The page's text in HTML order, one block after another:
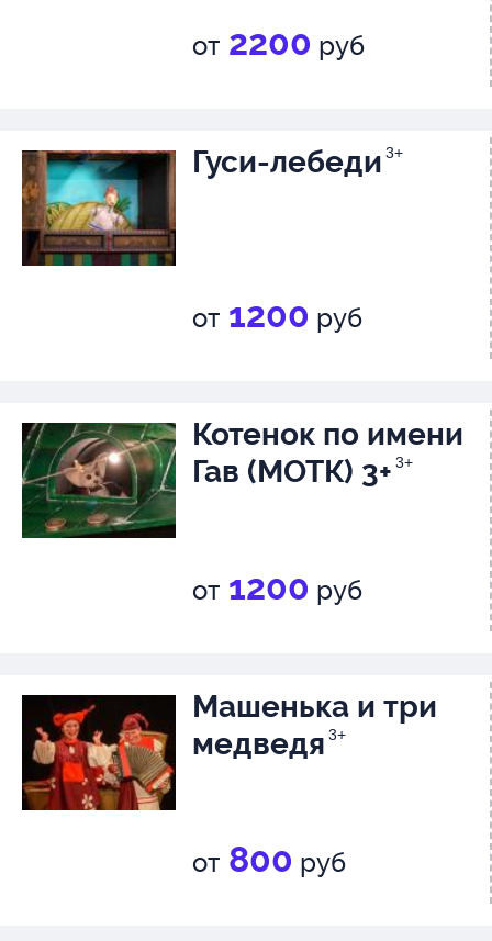
от 2200 руб
Гуси-лебеди 3+
от 1200 руб
Котенок по имени
Гав (МОТК) 3+ 3+
от 1200 руб
Машенька и три
медведя 3+
от 800 руб